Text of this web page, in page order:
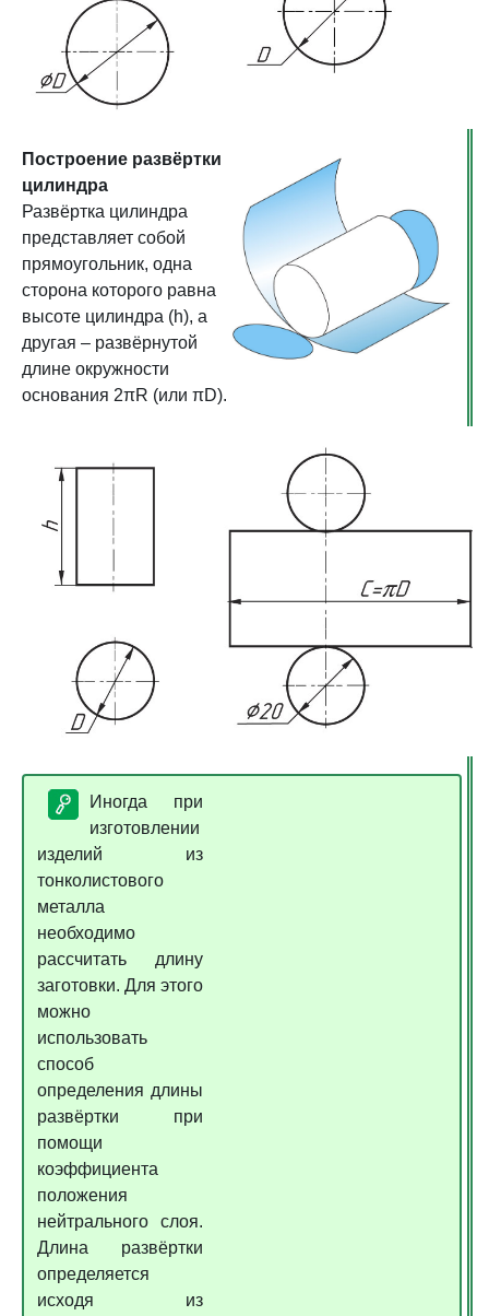
Построение развёртки
цилиндра
Развёртка цилиндра
представляет собой
прямоугольник, одна
сторона которого равна
высоте цилиндра (h), а
другая – развёрнутой
длине окружности
основания 2πR (или πD).
Иногда при
изготовлении
изделий из
тонколистового
металла
необходимо
рассчитать длину
заготовки. Для этого
можно
использовать
способ
определения длины
развёртки при
помощи
коэффициента
положения
нейтрального слоя.
Длина развёртки
определяется
исходя из